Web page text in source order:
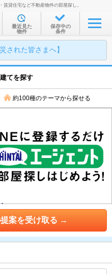
貸住宅など不動産物件の部屋探し。
最近見た
物件
保存中の
条件
された皆さまへ】
てを探す
約100種のテーマから探せる
案を受け取る →